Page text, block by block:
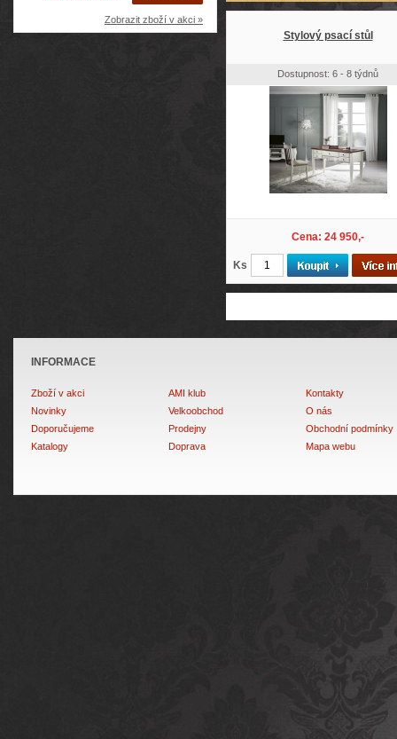
Zobrazit zboží v akci »
Stylový psací stůl
Dostupnost: 6 - 8 týdnů
Cena: 24 950,-
Ks
INFORMACE
Zboží v akci
Novinky
Doporučujeme
Katalogy
AMI klub
Velkoobchod
Prodejny
Doprava
Kontakty
O nás
Obchodní podmínky
Mapa webu